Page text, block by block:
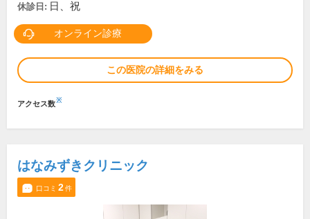
休診日: 日、祝
オンライン診療
この医院の詳細をみる
アクセス数※
はなみずきクリニック
口コミ 2件